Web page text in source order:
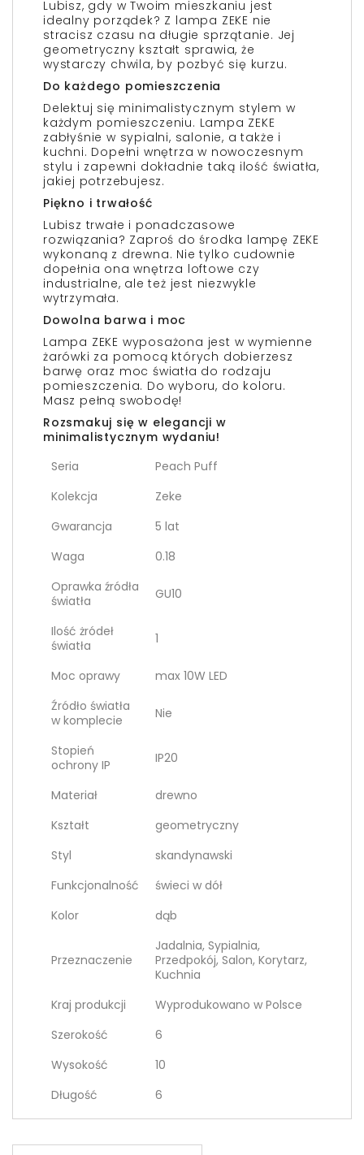
Lubisz, gdy w Twoim mieszkaniu jest
idealny porządek? Z lampa ZEKE nie
stracisz czasu na długie sprzątanie. Jej
geometryczny kształt sprawia, że
wystarczy chwila, by pozbyć się kurzu.
Do każdego pomieszczenia
Delektuj się minimalistycznym stylem w
każdym pomieszczeniu. Lampa ZEKE
zabłyśnie w sypialni, salonie, a także i
kuchni. Dopełni wnętrza w nowoczesnym
stylu i zapewni dokładnie taką ilość światła,
jakiej potrzebujesz.
Piękno i trwałość
Lubisz trwałe i ponadczasowe
rozwiązania? Zaproś do środka lampę ZEKE
wykonaną z drewna. Nie tylko cudownie
dopełnia ona wnętrza loftowe czy
industrialne, ale też jest niezwykle
wytrzymała.
Dowolna barwa i moc
Lampa ZEKE wyposażona jest w wymienne
żarówki za pomocą których dobierzesz
barwę oraz moc światła do rodzaju
pomieszczenia. Do wyboru, do koloru.
Masz pełną swobodę!
Rozsmakuj się w elegancji w
minimalistycznym wydaniu!
Seria
Peach Puff
Kolekcja
Zeke
Gwarancja
5 lat
Waga
0.18
Oprawka źródła
światła
GU10
Ilość żródeł
światła
1
Moc oprawy
max 10W LED
Źródło światła
w komplecie
Nie
Stopień
ochrony IP
IP20
Materiał
drewno
Kształt
geometryczny
Styl
skandynawski
Funkcjonalność
świeci w dół
Kolor
dąb
Przeznaczenie
Jadalnia, Sypialnia,
Przedpokój, Salon, Korytarz,
Kuchnia
Kraj produkcji
Wyprodukowano w Polsce
Szerokość
6
Wysokość
10
Długość
6